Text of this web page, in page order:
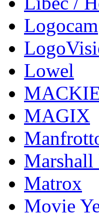
Logocam
Lowel
MAGIX
Marshall
Matrox
Movie